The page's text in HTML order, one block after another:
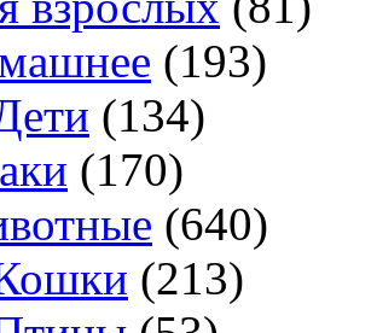
(193)
(134)
(170)
(640)
(213)